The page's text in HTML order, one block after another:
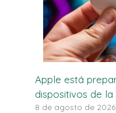
Apple está
dispositivos de
8 de agosto de 2026